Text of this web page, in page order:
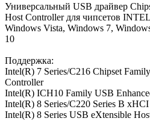
Универсальный USB драйвер
Host Controller для чипсетов
Windows Vista, Windows 7,
10
Поддержка:
Intel(R) 7 Series/C216 Chipset
Controller
Intel(R) ICH10 Family USB
Intel(R) 8 Series/C220 Series B
Intel(R) 8 Series USB eXtensible